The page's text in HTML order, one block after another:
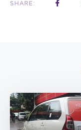
SHARE: